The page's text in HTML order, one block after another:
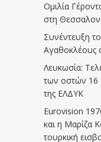
Ομιλία
στη
Συνέντευξη
Αγαθοκλέους
Λευκωσία:
των οστών 16
της ΕΛΔΥΚ
Eurovision
και η Μαρίζα
τουρκική